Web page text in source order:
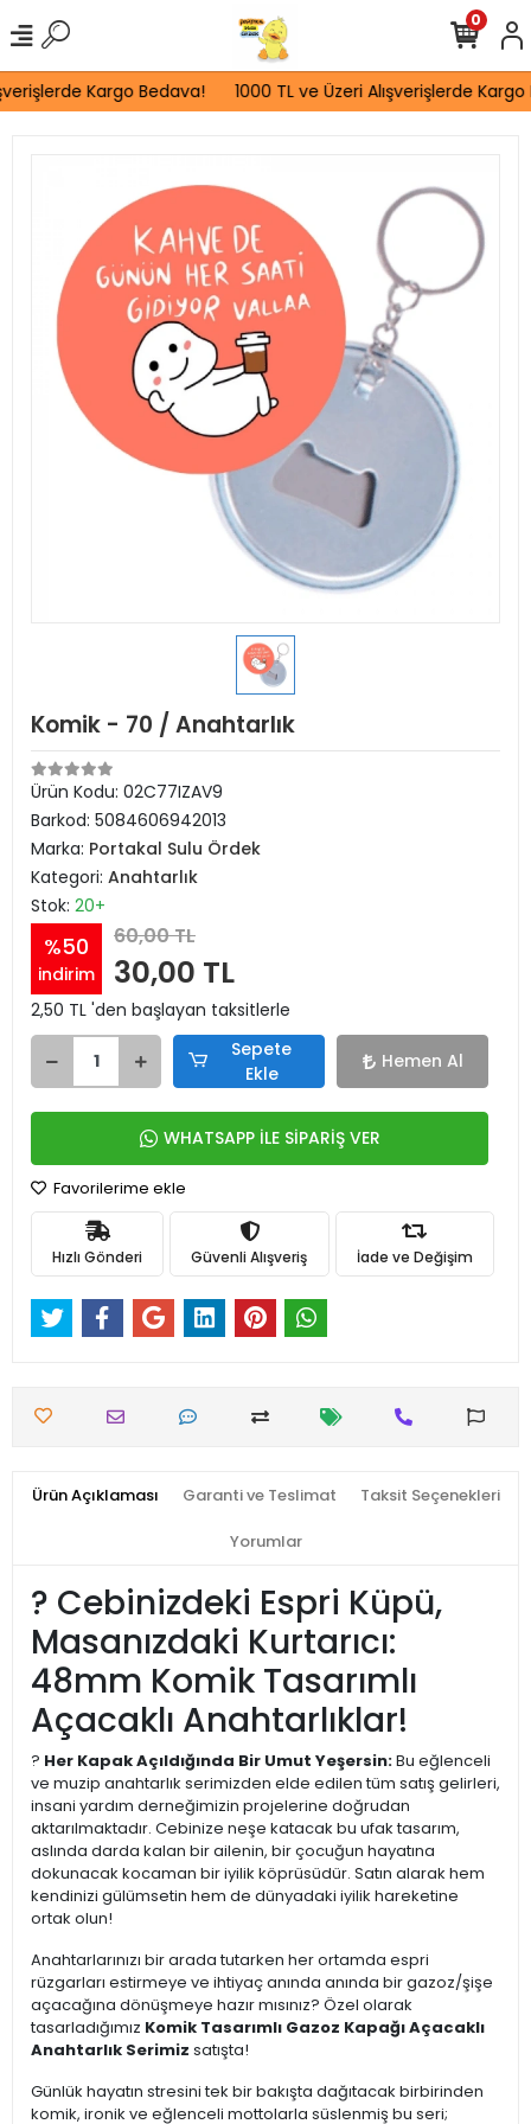
Kargo Bedava! 1000 TL ve Üzeri Alışverişlerde Kargo
0
Komik - 70 / Anahtarlık
Ürün Kodu: 02C77IZAV9
Barkod: 5084606942013
Marka: Portakal Sulu Ördek
Kategori: Anahtarlık
Stok: 20+
%50
indirim
60,00 TL
30,00 TL
2,50 TL 'den başlayan taksitlerle
Sepete
Ekle
Hemen Al
WHATSAPP İLE SİPARİŞ VER
Favorilerime ekle
Hızlı Gönderi Güvenli Alışveriş İade ve Değişim
Ürün Açıklaması Garanti ve Teslimat Taksit Seçenekleri
Yorumlar
? Cebinizdeki Espri Küpü,
Masanızdaki Kurtarıcı:
48mm Komik Tasarımlı
Açacaklı Anahtarlıklar!
? Her Kapak Açıldığında Bir Umut Yeşersin:Bu eğlenceli
ve muzip anahtarlık serimizden elde edilen tüm satış gelirleri,
insani yardım derneğimizin projelerine doğrudan
aktarılmaktadır. Cebinize neşe katacak bu ufak tasarım,
aslında darda kalan bir ailenin, bir çocuğun hayatına
dokunacak kocaman bir iyilik köprüsüdür. Satın alarak hem
kendinizi gülümsetin hem de dünyadaki iyilik hareketine
ortak olun!
Anahtarlarınızı bir arada tutarken her ortamda espri
rüzgarları estirmeye ve ihtiyaç anında anında bir gazoz/şişe
açacağına dönüşmeye hazır mısınız? Özel olarak
tasarladığımız Komik Tasarımlı Gazoz Kapağı Açacaklı
Anahtarlık Serimiz satışta!
Günlük hayatın stresini tek bir bakışta dağıtacak birbirinden
komik, ironik ve eğlenceli mottolarla süslenmiş bu seri;